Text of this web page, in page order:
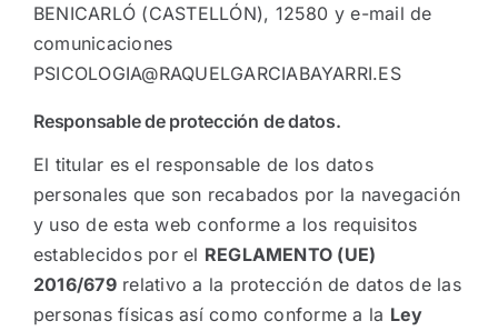
BENICARLÓ (CASTELLÓN), 12580 y e-mail de
comunicaciones
PSICOLOGIA@RAQUELGARCIABAYARRI.ES
Responsable de protección de datos.
El titular es el responsable de los datos
personales que son recabados por la navegación
y uso de esta web conforme a los requisitos
establecidos por el REGLAMENTO (UE)
2016/679relativo a la protección de datos de las
personas físicas así como conforme a la Ley